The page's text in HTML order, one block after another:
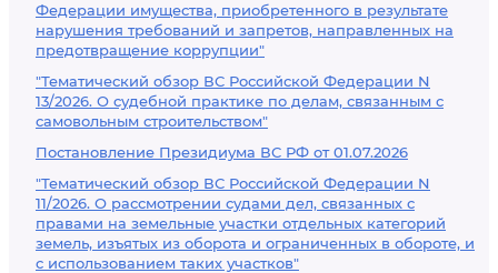
Федерации имущества, приобретенного в результате
нарушения требований и запретов, направленных на
предотвращение коррупции"
"Тематический обзор ВС Российской Федерации N
13/2026. О судебной практике по делам, связанным с
самовольным строительством"
Постановление Президиума ВС РФ от 01.07.2026
"Тематический обзор ВС Российской Федерации N
11/2026. О рассмотрении судами дел, связанных с
правами на земельные участки отдельных категорий
земель, изъятых из оборота и ограниченных в обороте, и
с использованием таких участков"